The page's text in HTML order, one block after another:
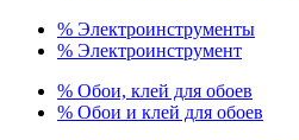
% Электроинструменты
% Электроинструмент
% Обои, клей для обоев
% Обои и клей для обоев